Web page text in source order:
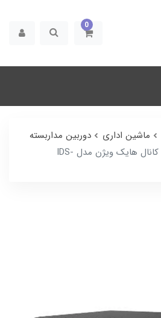
0
ماشین اداری
دوربین مداربسته
دستگاه دی وی آر 16 کانال هایک ویژن مدل IDS-